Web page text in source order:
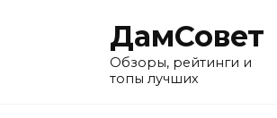
ДамСовет
Обзоры, рейтинги и
топы лучших